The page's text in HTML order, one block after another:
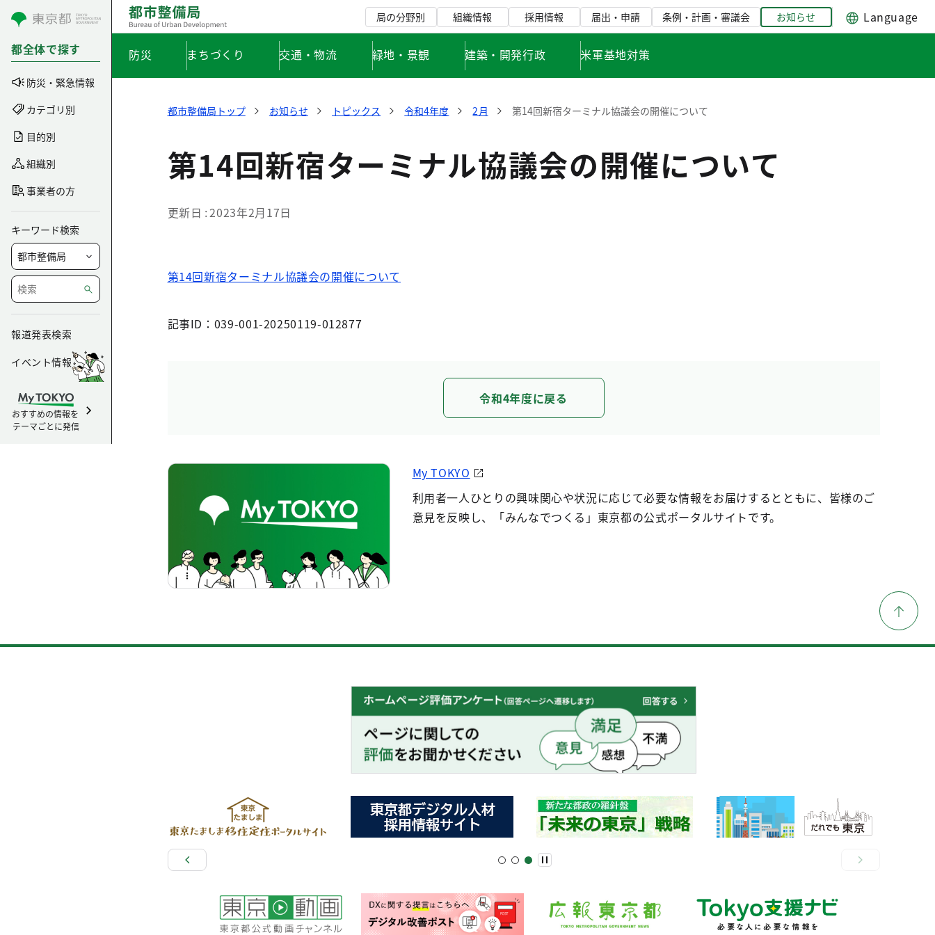
コンテンツにスキップ
都全体で探す
防災・緊急情報
カテゴリ別
目的別
組織別
事業者の方
キーワード検索
報道発表検索
イベント情報
おすすめの情報を
テーマごとに発信
局の分野別 組織情報 採用情報 届出・申請 条例・計画・審議会 お知らせ Language
防災 まちづくり 交通・物流 緑地・景観 建築・開発行政 米軍基地対策
都市整備局トップ お知らせ トピックス 令和4年度 2月 第14回新宿ターミナル協議会の開催について
第14回新宿ターミナル協議会の開催について
更新日 2023年2月17日
第14回新宿ターミナル協議会の開催について
記事ID：039-001-20250119-012877
令和4年度に戻る
My TOKYO
利用者一人ひとりの興味関心や状況に応じて必要な情報をお届けするとともに、皆様のご
意見を反映し、「みんなでつくる」東京都の公式ポータルサイトです。